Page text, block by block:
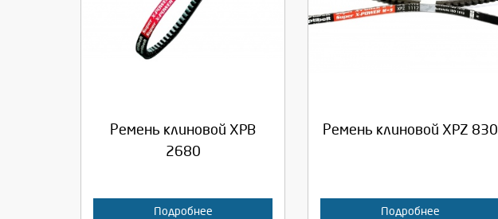
Ремень клиновой XPB
2680
Подробнее
Выберите количество:
Ремень клиновой XPZ 830
Подробнее
Выберите количество: